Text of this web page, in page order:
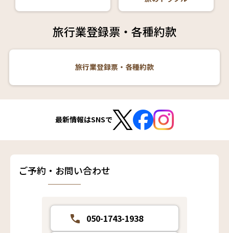
旅行業登録票・各種約款
旅行業登録票・各種約款
最新情報はSNSで
ご予約・お問い合わせ
050-1743-1938